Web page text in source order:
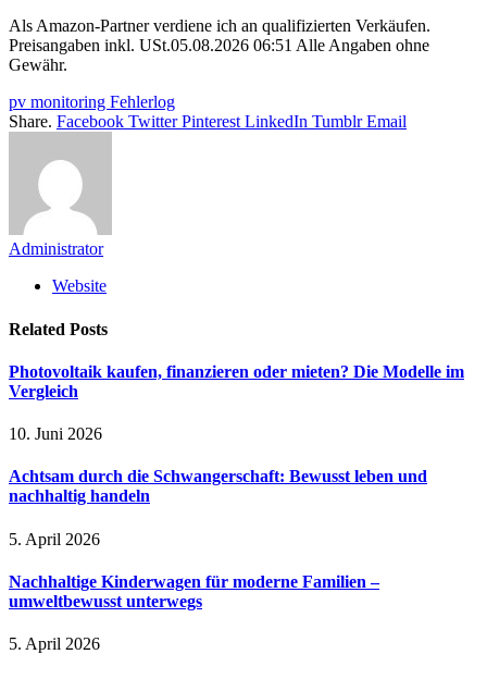
Als Amazon-Partner verdiene ich an qualifizierten Verkäufen.
Preisangaben inkl. USt.05.08.2026 06:51 Alle Angaben ohne
Gewähr.
pv monitoring Fehlerlog
Share. Facebook Twitter Pinterest LinkedIn Tumblr Email
Administrator
Website
Related Posts
Photovoltaik kaufen, finanzieren oder mieten? Die Modelle im
Vergleich
10. Juni 2026
Achtsam durch die Schwangerschaft: Bewusst leben und
nachhaltig handeln
5. April 2026
Nachhaltige Kinderwagen für moderne Familien –
umweltbewusst unterwegs
5. April 2026